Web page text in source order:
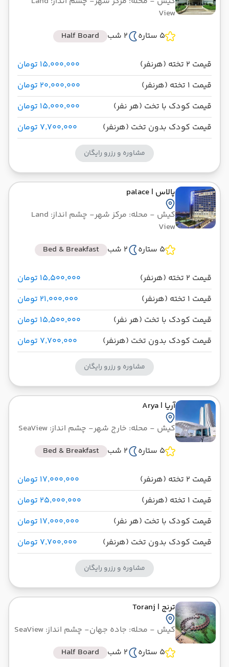
View
5 ستاره
2 شب Half Board
قیمت 2 تخته (هرنفر)
۱۵٬۰۰۰٬۰۰۰ تومان
قیمت 1 تخته (هرنفر)
۲۰٬۰۰۰٬۰۰۰ تومان
قیمت کودک با تخت (هر نفر)
۱۵٬۰۰۰٬۰۰۰ تومان
قیمت کودک بدون تخت (هرنفر)
۷٬۷۰۰٬۰۰۰ تومان
مشاوره و رزرو رایگان
پالاس | palace
کیش - محله: مرکز شهر
- چشم انداز: Land
View
5 ستاره
2 شب Bed & Breakfast
قیمت 2 تخته (هرنفر)
۱۵٬۵۰۰٬۰۰۰ تومان
قیمت 1 تخته (هرنفر)
۲۱٬۰۰۰٬۰۰۰ تومان
قیمت کودک با تخت (هر نفر)
۱۵٬۵۰۰٬۰۰۰ تومان
قیمت کودک بدون تخت (هرنفر)
۷٬۷۰۰٬۰۰۰ تومان
مشاوره و رزرو رایگان
آریا | Arya
کیش - محله: خارج شهر- چشم انداز: SeaView
5 ستاره
2 شب Bed & Breakfast
قیمت 2 تخته (هرنفر)
۱۷٬۰۰۰٬۰۰۰ تومان
قیمت 1 تخته (هرنفر)
۲۵٬۰۰۰٬۰۰۰ تومان
قیمت کودک با تخت (هر نفر)
۱۷٬۰۰۰٬۰۰۰ تومان
قیمت کودک بدون تخت (هرنفر)
۷٬۷۰۰٬۰۰۰ تومان
مشاوره و رزرو رایگان
ترنج | Toranj
کیش - محله: جاده جهان- چشم انداز: SeaView
5 ستاره
2 شب Half Board